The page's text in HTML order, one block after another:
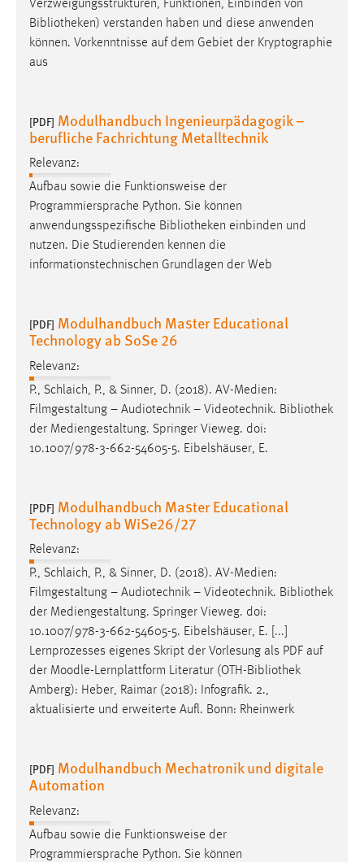
Verzweigungsstrukturen, Funktionen, Einbinden von
Bibliotheken) verstanden haben und diese anwenden
können. Vorkenntnisse auf dem Gebiet der Kryptographie
aus
[PDF] Modulhandbuch Ingenieurpädagogik –
berufliche Fachrichtung Metalltechnik
Relevanz:
Aufbau sowie die Funktionsweise der
Programmiersprache Python. Sie können
anwendungsspezifische Bibliotheken einbinden und
nutzen. Die Studierenden kennen die
informationstechnischen Grundlagen der Web
[PDF] Modulhandbuch Master Educational
Technology ab SoSe 26
Relevanz:
P., Schlaich, P., & Sinner, D. (2018). AV-Medien:
Filmgestaltung – Audiotechnik – Videotechnik. Bibliothek
der Mediengestaltung. Springer Vieweg. doi:
10.1007/978-3-662-54605-5. Eibelshäuser, E.
[PDF] Modulhandbuch Master Educational
Technology ab WiSe26/27
Relevanz:
P., Schlaich, P., & Sinner, D. (2018). AV-Medien:
Filmgestaltung – Audiotechnik – Videotechnik. Bibliothek
der Mediengestaltung. Springer Vieweg. doi:
10.1007/978-3-662-54605-5. Eibelshäuser, E. [...]
Lernprozesses eigenes Skript der Vorlesung als PDF auf
der Moodle-Lernplattform Literatur (OTH-Bibliothek
Amberg): Heber, Raimar (2018): Infografik. 2.,
aktualisierte und erweiterte Aufl. Bonn: Rheinwerk
[PDF] Modulhandbuch Mechatronik und digitale
Automation
Relevanz:
Aufbau sowie die Funktionsweise der
Programmiersprache Python. Sie können